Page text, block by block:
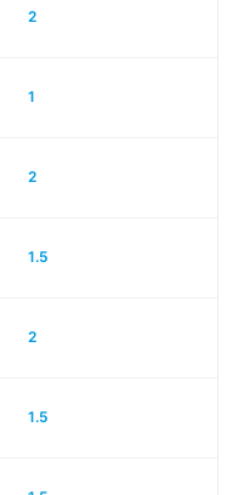
2
1
2
1.5
2
1.5